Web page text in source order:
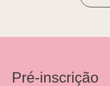
Pré-inscrição